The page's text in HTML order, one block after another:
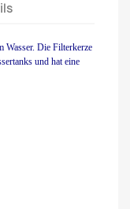
Wasser. Die Filterkerze
und hat eine